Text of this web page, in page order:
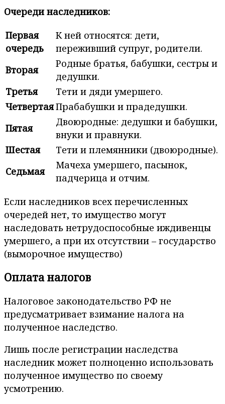
Очереди наследников:
Первая
очередь
К ней относятся: дети,
переживший супруг, родители.
Вторая
Родные братья, бабушки, сестры и
дедушки.
Третья
Тети и дяди умершего.
ЧетвертаяПрабабушки и прадедушки.
Пятая
Двоюродные: дедушки и бабушки,
внуки и правнуки.
Шестая
Тети и племянники (двоюродные).
Седьмая
Мачеха умершего, пасынок,
падчерица и отчим.
Если наследников всех перечисленных
очередей нет, то имущество могут
наследовать нетрудоспособные иждивенцы
умершего, а при их отсутствии – государство
(выморочное имущество)
Оплата налогов
Налоговое законодательство РФ не
предусматривает взимание налога на
полученное наследство.
Лишь после регистрации наследства
наследник может полноценно использовать
полученное имущество по своему
усмотрению.